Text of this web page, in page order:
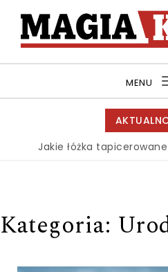
MENU
łóżka tapicerowane do
Kategoria: